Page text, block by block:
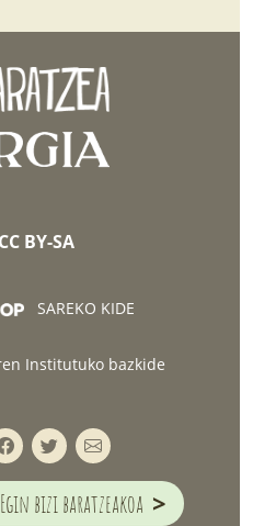
CC BY-SA
SAREKO KIDE
Institutuko bazkide
Egin bizi baratzeakoa >